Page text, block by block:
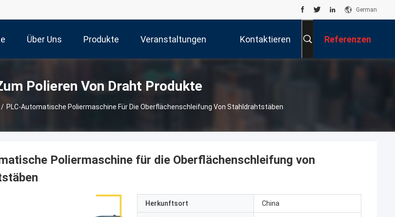
German
Über Uns Produkte Veranstaltungen Kontaktieren Referenzen
Polieren Von Draht Produkte
/ PLC-Automatische Poliermaschine Für Die Oberflächenschleifung Von Stahldrahtstäben
Poliermaschine für die Oberflächenschleifung von
Herkunftsort China